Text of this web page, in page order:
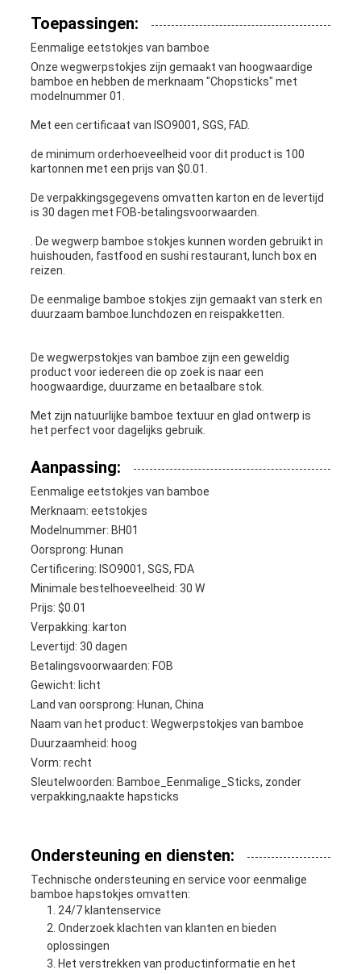
Toepassingen:
Eenmalige eetstokjes van bamboe
Onze wegwerpstokjes zijn gemaakt van hoogwaardige
bamboe en hebben de merknaam "Chopsticks" met
modelnummer 01.
Met een certificaat van ISO9001, SGS, FAD.
de minimum orderhoeveelheid voor dit product is 100
kartonnen met een prijs van $0.01.
De verpakkingsgegevens omvatten karton en de levertijd
is 30 dagen met FOB-betalingsvoorwaarden.
. De wegwerp bamboe stokjes kunnen worden gebruikt in
huishouden, fastfood en sushi restaurant, lunch box en
reizen.
De eenmalige bamboe stokjes zijn gemaakt van sterk en
duurzaam bamboe.lunchdozen en reispakketten.
De wegwerpstokjes van bamboe zijn een geweldig
product voor iedereen die op zoek is naar een
hoogwaardige, duurzame en betaalbare stok.
Met zijn natuurlijke bamboe textuur en glad ontwerp is
het perfect voor dagelijks gebruik.
Aanpassing:
Eenmalige eetstokjes van bamboe
Merknaam: eetstokjes
Modelnummer: BH01
Oorsprong: Hunan
Certificering: ISO9001, SGS, FDA
Minimale bestelhoeveelheid: 30 W
Prijs: $0.01
Verpakking: karton
Levertijd: 30 dagen
Betalingsvoorwaarden: FOB
Gewicht: licht
Land van oorsprong: Hunan, China
Naam van het product: Wegwerpstokjes van bamboe
Duurzaamheid: hoog
Vorm: recht
Sleutelwoorden: Bamboe_Eenmalige_Sticks, zonder
verpakking,naakte hapsticks
Ondersteuning en diensten:
Technische ondersteuning en service voor eenmalige
bamboe hapstokjes omvatten:
24/7 klantenservice
Onderzoek klachten van klanten en bieden
oplossingen
Het verstrekken van productinformatie en het